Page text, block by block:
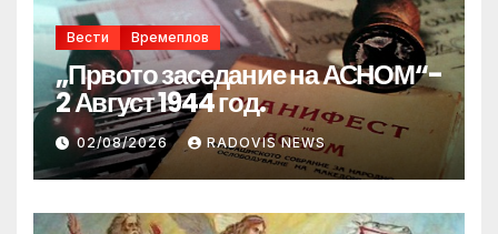
Вести Времеплов
„Првото заседание на АСНОМ“-
2 Август 1944 год.
02/08/2026 RADOVIS NEWS